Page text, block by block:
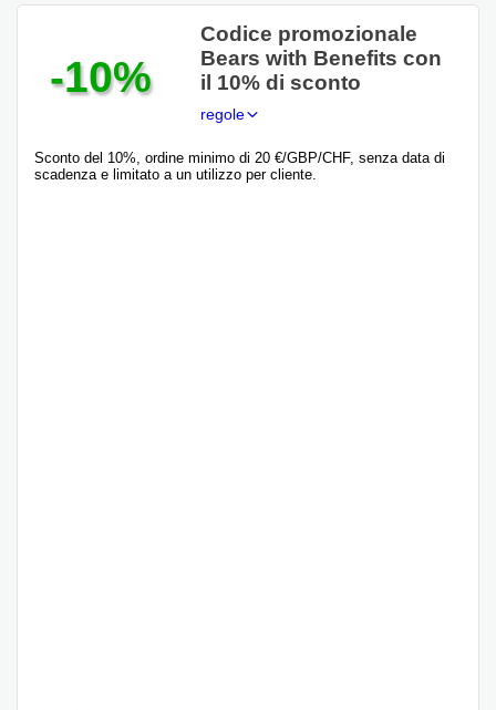
-10%
Codice promozionale
Bears with Benefits con
il 10% di sconto
regole
Sconto del 10%, ordine minimo di 20 €/GBP/CHF, senza data di
scadenza e limitato a un utilizzo per cliente.